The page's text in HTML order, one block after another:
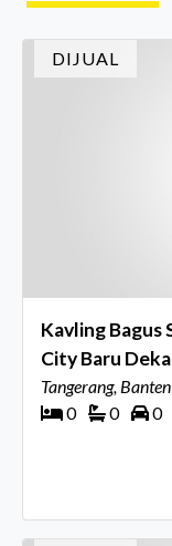
DIJUAL
Kavling Bagus
City Baru
Tangerang, Banten
0
0 0